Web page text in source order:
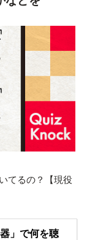
てるの？【現役
」で何を聴